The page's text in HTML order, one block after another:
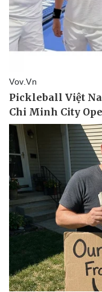
Doanh nghiệp
Thông tin doanh nghiệp
Doanh nghiệp 24h
Doanh nhân
Vì cộng đồng